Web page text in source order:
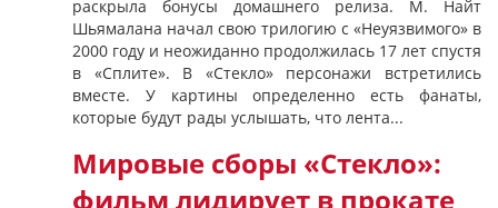
раскрыла бонусы домашнего релиза. М. Найт
Шьямалана начал свою трилогию с «Неуязвимого» в
2000 году и неожиданно продолжилась 17 лет спустя
в «Сплите». В «Стекло» персонажи встретились
вместе. У картины определенно есть фанаты,
которые будут рады услышать, что лента...
Мировые сборы «Стекло»:
фильм лидирует в прокате